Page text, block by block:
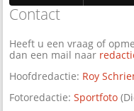
Contact
Heeft u een vraag of
dan een mail naar
Hoofdredactie: Roy
Fotoredactie:Sportfoto